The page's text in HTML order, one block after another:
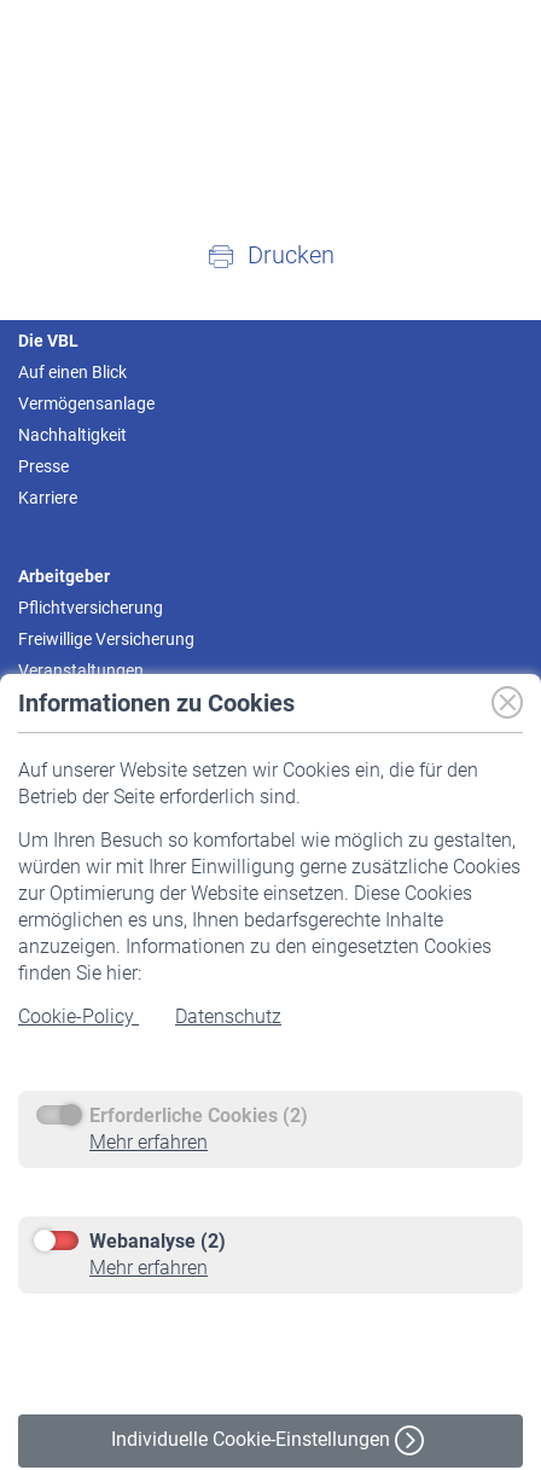
Informationen zu Cookies
Auf unserer Website setzen wir Cookies ein, die für den
Betrieb der Seite erforderlich sind.
Um Ihren Besuch so komfortabel wie möglich zu gestalten,
würden wir mit Ihrer Einwilligung gerne zusätzliche Cookies
zur Optimierung der Website einsetzen. Diese Cookies
ermöglichen es uns, Ihnen bedarfsgerechte Inhalte
anzuzeigen. Informationen zu den eingesetzten Cookies
finden Sie hier:
Cookie-Policy
Datenschutz
Erforderliche Cookies (2)
Mehr erfahren
Webanalyse (2)
Mehr erfahren
Individuelle Cookie-Einstellungen
Drucken
Die VBL
Auf einen Blick
Vermögensanlage
Nachhaltigkeit
Presse
Karriere
Arbeitgeber
Pflichtversicherung
Freiwillige Versicherung
Veranstaltungen
Pflichtversicherung
Staatliche Förderung
Veranstaltungen
Rentner
Rentenbeginn
Rente beantragen
Service
Informationen
Online-Rechner
VBLnewsletter
Erklärung zur Barrierefreiheit